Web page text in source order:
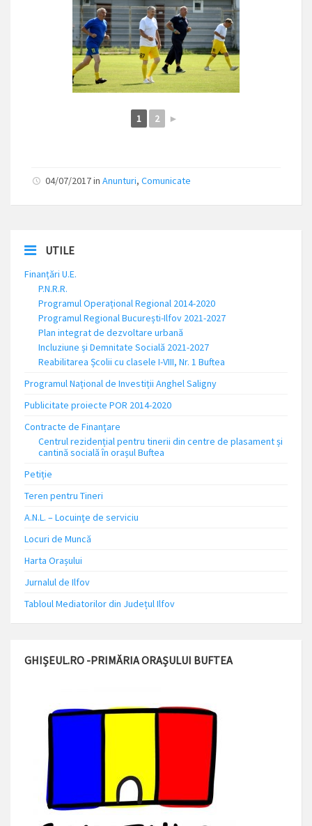
1 2 ►
04/07/2017in Anunturi, Comunicate
UTILE
Finanțări U.E.
P.N.R.R.
Programul Operațional Regional 2014-2020
Programul Regional București-Ilfov 2021-2027
Plan integrat de dezvoltare urbană
Incluziune și Demnitate Socială 2021-2027
Reabilitarea Școlii cu clasele I-VIII, Nr. 1 Buftea
Programul Național de Investiții Anghel Saligny
Publicitate proiecte POR 2014-2020
Contracte de Finanțare
Centrul rezidențial pentru tinerii din centre de plasament și
cantină socială în orașul Buftea
Petiție
Teren pentru Tineri
A.N.L. – Locuinţe de serviciu
Locuri de Muncă
Harta Orașului
Jurnalul de Ilfov
Tabloul Mediatorilor din Județul Ilfov
GHIȘEUL.RO -PRIMĂRIA ORAȘULUI BUFTEA